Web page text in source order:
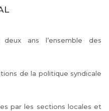
ans l’ensemble des
de la politique syndicale
par les sections locales et